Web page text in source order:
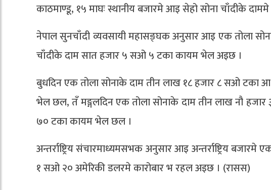
काठमाण्डू, १५ माघः स्थानीय बजारमे आइ सेहो सोना चाँदीके
नेपाल सुनचाँदी व्यवसायी महासङ्घक अनुसार आइ एक तोला
चाँदीके दाम सात हजार ५ सओ ५ टका कायम भेल अइछ ।
बुधदिन एक तोला सोनाके दाम तीन लाख १८ हजार ८ सओ
भेल छल, तँ मङ्गलदिन एक तोला सोनाके दाम तीन लाख नौ
७० टका कायम भेल छल ।
अन्तर्राष्ट्रिय संचारमाध्यमसभक अनुसार आइ अन्तर्राष्ट्रिय
१ सओ २० अमेरिकी डलरमे कारोबार भ रहल अइछ । (रासस)